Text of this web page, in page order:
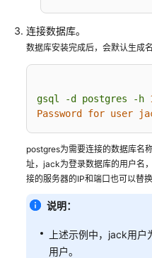
指
南
（集
_V2.0-
3.x）
发
指
（分
式
_V2.0-
连接数据库。
数据库安装完成后，会默认生成
gsql -d postgres -h
Password for user
postgres为需要连接的数据库名
址，jack为登录数据库的用户名，
接的服务器的IP和端口也可以替
说明：
上述示例中，jack用
用户。